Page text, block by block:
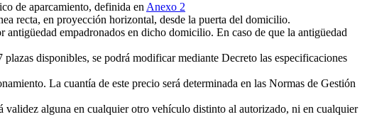
de aparcamiento, definida en Anexo 2
recta, en proyección horizontal, desde la puerta del domicilio.
antigüedad empadronados en dicho domicilio. En caso de que la antigüedad
disponibles, se podrá modificar mediante Decreto las especificaciones
La cuantía de este precio será determinada en las Normas de Gestión
alguna en cualquier otro vehículo distinto al autorizado, ni en cualquier